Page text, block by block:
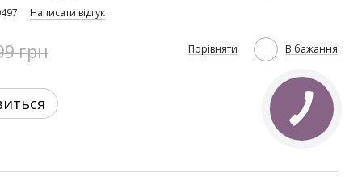
Написати відгук
грн Порівняти В бажання